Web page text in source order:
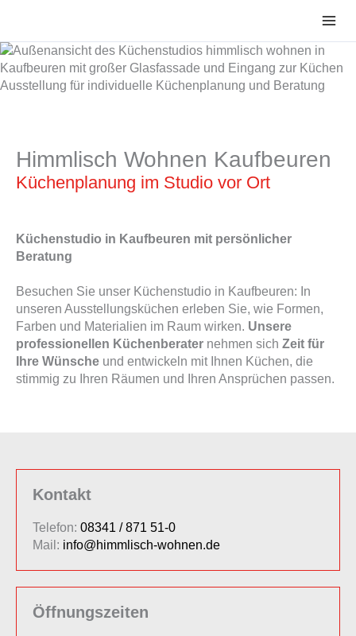
springen
Himmlisch Wohnen Kaufbeuren
Küchenplanung im Studio vor Ort
Küchenstudio in Kaufbeuren mit persönlicher
Beratung
Besuchen Sie unser Küchenstudio in Kaufbeuren: In
unseren Ausstellungsküchen erleben Sie, wie Formen,
Farben und Materialien im Raum wirken. Unsere
professionellen Küchenberater nehmen sich Zeit für
Ihre Wünsche und entwickeln mit Ihnen Küchen, die
stimmig zu Ihren Räumen und Ihren Ansprüchen passen.
Kontakt
Telefon: 08341 / 871 51-0
Mail: info@himmlisch-wohnen.de
Öffnungszeiten